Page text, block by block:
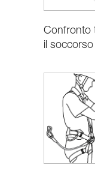
Confronto
il